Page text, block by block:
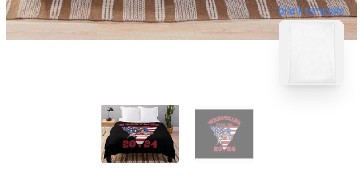
blank template